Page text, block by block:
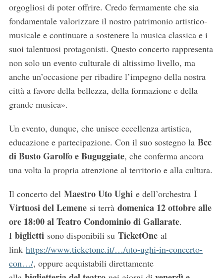
orgogliosi di poter offrire. Credo fermamente che sia
fondamentale valorizzare il nostro patrimonio artistico-
musicale e continuare a sostenere la musica classica e i
suoi talentuosi protagonisti. Questo concerto rappresenta
non solo un evento culturale di altissimo livello, ma
anche un’occasione per ribadire l’impegno della nostra
città a favore della bellezza, della formazione e della
grande musica».
Un evento, dunque, che unisce eccellenza artistica,
educazione e partecipazione. Con il suo sostegno la Bcc
di Busto Garolfo e Buguggiate, che conferma ancora
una volta la propria attenzione al territorio e alla cultura.
Il concerto del Maestro Uto Ughie dell’orchestra I
Virtuosi del Lemenesi terrà domenica 12 ottobre alle
ore 18:00 al Teatro Condominio di Gallarate.
I bigliettisono disponibili su TicketOneal
link https://www.ticketone.it/…/uto-ughi-in-concerto-
con…/, oppure acquistabili direttamente